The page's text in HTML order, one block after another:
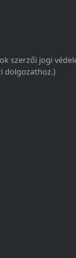
szerzői jogi
dolgozathoz.)